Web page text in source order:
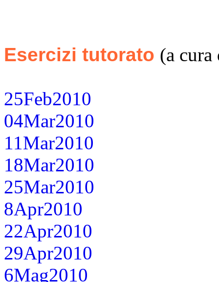
Esercizi tutorato (a
25Feb2010
04Mar2010
11Mar2010
18Mar2010
25Mar2010
8Apr2010
22Apr2010
29Apr2010
6Mag2010